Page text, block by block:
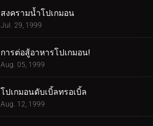
สงครามน้ำโปเกมอน
Jul. 29, 1999
การต่อสู้อาหารโปเกมอน!
Aug. 05, 1999
โปเกมอนดับเบิ้ลทรอเบิ้ล
Aug. 12, 1999